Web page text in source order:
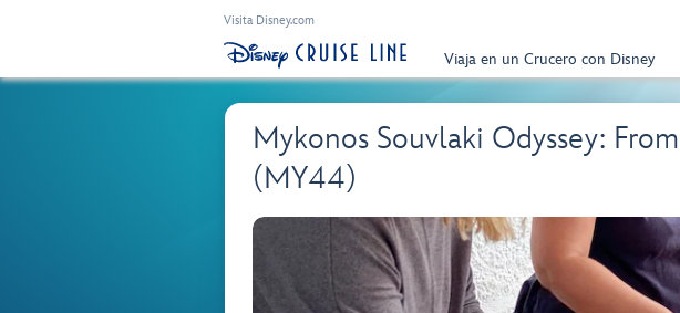
Visita Disney.com
Viaja en un Crucero con Disney
Mykonos Souvlaki Odyssey:
(MY44)